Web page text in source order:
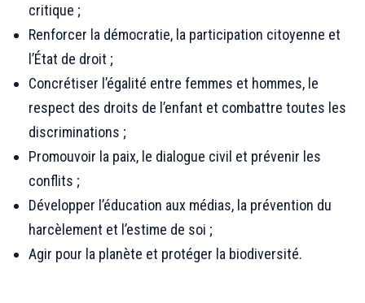
critique ;
Renforcer la démocratie, la participation citoyenne et
l’État de droit ;
Concrétiser l’égalité entre femmes et hommes, le
respect des droits de l’enfant et combattre toutes les
discriminations ;
Promouvoir la paix, le dialogue civil et prévenir les
conflits ;
Développer l’éducation aux médias, la prévention du
harcèlement et l’estime de soi ;
Agir pour la planète et protéger la biodiversité.